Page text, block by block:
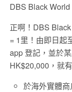
DBS Black
正啊！DBS
= 1里！由即日起
app 登記，並於
HK$20,000，就
於海外實體